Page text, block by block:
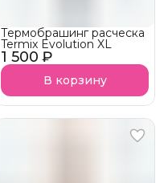
1 500 ₽
Термобрашинг расческа
Termix Evolution XL
В корзину